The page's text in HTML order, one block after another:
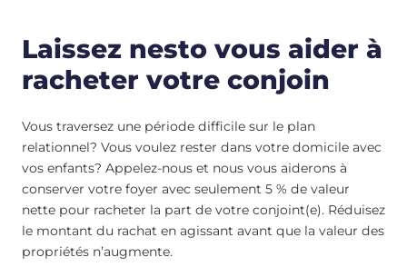
Laissez nesto vous aider à
racheter votre conjoin
Vous traversez une période difficile sur le plan
relationnel? Vous voulez rester dans votre domicile avec
vos enfants? Appelez-nous et nous vous aiderons à
conserver votre foyer avec seulement 5 % de valeur
nette pour racheter la part de votre conjoint(e). Réduisez
le montant du rachat en agissant avant que la valeur des
propriétés n’augmente.